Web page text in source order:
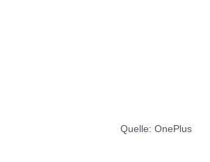
Quelle: OnePlus